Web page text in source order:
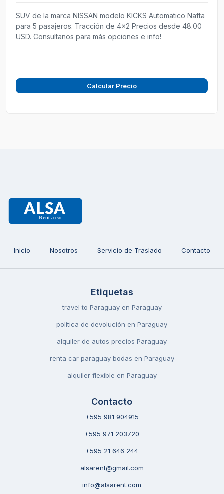
SUV de la marca NISSAN modelo KICKS Automatico Nafta
para 5 pasajeros. Tracción de 4x2 Precios desde 48.00
USD. Consultanos para más opciones e info!
Calcular Precio
Inicio Nosotros Servicio de Traslado Contacto
Etiquetas
travel to Paraguay en Paraguay
política de devolución en Paraguay
alquiler de autos precios Paraguay
renta car paraguay bodas en Paraguay
alquiler flexible en Paraguay
Contacto
+595 981 904915
+595 971 203720
+595 21 646 244
alsarent@gmail.com
info@alsarent.com